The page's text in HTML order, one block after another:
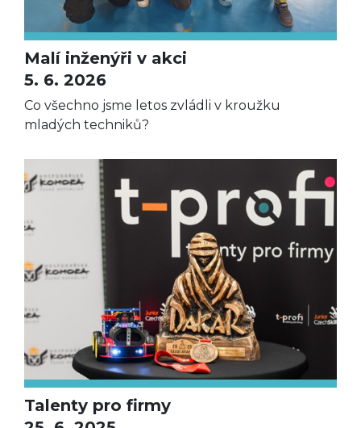
Malí inženýři v akci
5. 6. 2026
Co všechno jsme letos zvládli v kroužku
mladých techniků?
Talenty pro firmy